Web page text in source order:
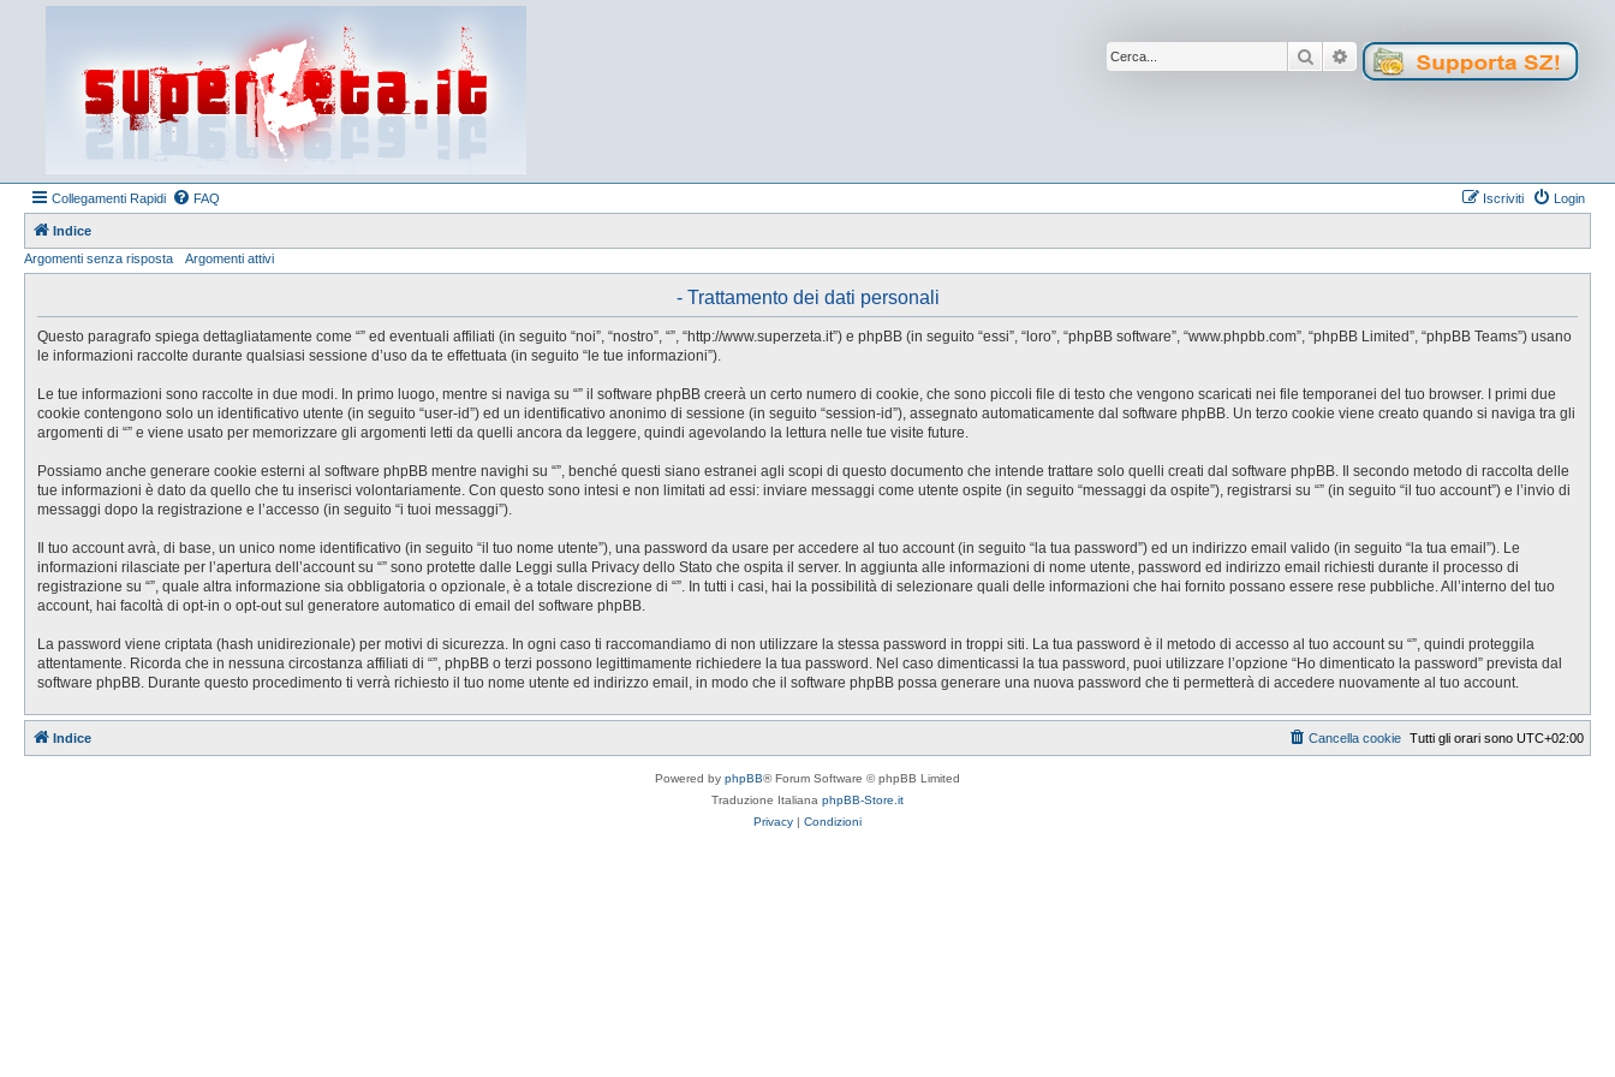
Cerca Ricerca avanzata
Collegamenti Rapidi FAQ Login
Iscriviti
Indice
Argomenti senza risposta
Argomenti attivi
- Trattamento dei dati personali
Questo paragrafo spiega dettagliatamente come “” ed eventuali affiliati (in seguito “noi”, “nostro”, “”, “http://www.superzeta.it”) e phpBB (in seguito “essi”, “loro”, “phpBB software”, “www.phpbb.com”, “phpBB Limited”, “phpBB Teams”) usano
le informazioni raccolte durante qualsiasi sessione d’uso da te effettuata (in seguito “le tue informazioni”).
Le tue informazioni sono raccolte in due modi. In primo luogo, mentre si naviga su “” il software phpBB creerà un certo numero di cookie, che sono piccoli file di testo che vengono scaricati nei file temporanei del tuo browser. I primi due
cookie contengono solo un identificativo utente (in seguito “user-id”) ed un identificativo anonimo di sessione (in seguito “session-id”), assegnato automaticamente dal software phpBB. Un terzo cookie viene creato quando si naviga tra gli
argomenti di “” e viene usato per memorizzare gli argomenti letti da quelli ancora da leggere, quindi agevolando la lettura nelle tue visite future.
Possiamo anche generare cookie esterni al software phpBB mentre navighi su “”, benché questi siano estranei agli scopi di questo documento che intende trattare solo quelli creati dal software phpBB. Il secondo metodo di raccolta delle
tue informazioni è dato da quello che tu inserisci volontariamente. Con questo sono intesi e non limitati ad essi: inviare messaggi come utente ospite (in seguito “messaggi da ospite”), registrarsi su “” (in seguito “il tuo account”) e l’invio di
messaggi dopo la registrazione e l’accesso (in seguito “i tuoi messaggi”).
Il tuo account avrà, di base, un unico nome identificativo (in seguito “il tuo nome utente”), una password da usare per accedere al tuo account (in seguito “la tua password”) ed un indirizzo email valido (in seguito “la tua email”). Le
informazioni rilasciate per l’apertura dell’account su “” sono protette dalle Leggi sulla Privacy dello Stato che ospita il server. In aggiunta alle informazioni di nome utente, password ed indirizzo email richiesti durante il processo di
registrazione su “”, quale altra informazione sia obbligatoria o opzionale, è a totale discrezione di “”. In tutti i casi, hai la possibilità di selezionare quali delle informazioni che hai fornito possano essere rese pubbliche. All’interno del tuo
account, hai facoltà di opt-in o opt-out sul generatore automatico di email del software phpBB.
La password viene criptata (hash unidirezionale) per motivi di sicurezza. In ogni caso ti raccomandiamo di non utilizzare la stessa password in troppi siti. La tua password è il metodo di accesso al tuo account su “”, quindi proteggila
attentamente. Ricorda che in nessuna circostanza affiliati di “”, phpBB o terzi possono legittimamente richiedere la tua password. Nel caso dimenticassi la tua password, puoi utilizzare l’opzione “Ho dimenticato la password” prevista dal
software phpBB. Durante questo procedimento ti verrà richiesto il tuo nome utente ed indirizzo email, in modo che il software phpBB possa generare una nuova password che ti permetterà di accedere nuovamente al tuo account.
Indice Tutti gli orari sono UTC+02:00
Cancella cookie
Powered by phpBB® Forum Software © phpBB Limited
Traduzione Italiana phpBB-Store.it
Privacy | Condizioni